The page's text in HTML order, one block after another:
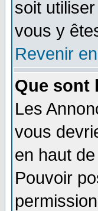
soit
vous y
Revenir
Que sont
Les
vous
en haut
Pouvoir